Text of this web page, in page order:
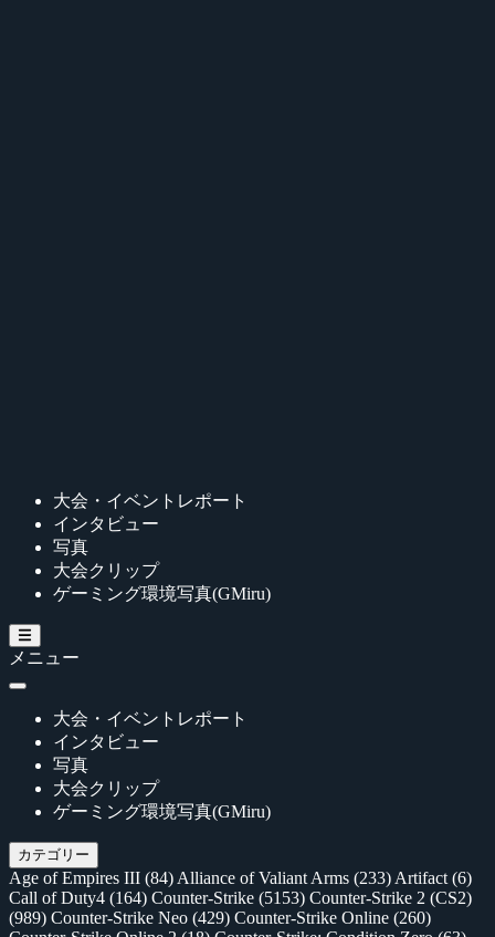
大会・イベントレポート
インタビュー
写真
大会クリップ
ゲーミング環境写真(GMiru)
メニュー
大会・イベントレポート
インタビュー
写真
大会クリップ
ゲーミング環境写真(GMiru)
カテゴリー
Age of Empires III (84) Alliance of Valiant Arms (233) Artifact (6)
Call of Duty4 (164) Counter-Strike (5153) Counter-Strike 2 (CS2)
(989) Counter-Strike Neo (429) Counter-Strike Online (260)